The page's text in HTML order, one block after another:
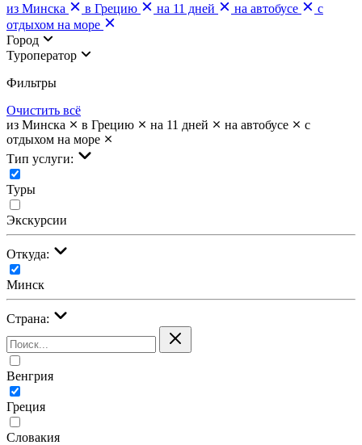
из Минска
в Грецию на 11 дней на автобусе
с
отдыхом на море
Город
Туроператор
Фильтры
Очистить всё
из Минска
в Грецию на 11 дней на автобусе
с
отдыхом на море
Тип услуги:
Туры
Экскурсии
Откуда:
Минск
Страна:
Венгрия
Греция
Словакия